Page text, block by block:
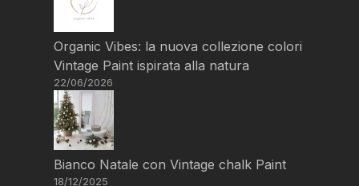
Organic Vibes: la nuova collezione colori
Vintage Paint ispirata alla natura
22/06/2026
Bianco Natale con Vintage chalk Paint
18/12/2025